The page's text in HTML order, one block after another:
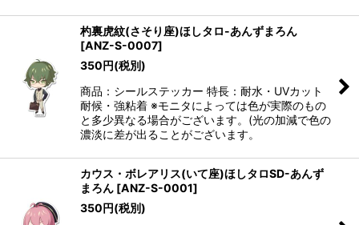
杓裏虎紋(さそり座)ほしタロ-あんずまろん
[ANZ-S-0007]
350円(税別)
商品：シールステッカー 特長：耐水・UVカット
耐候・強粘着 ※モニタによっては色が実際のもの
と多少異なる場合がございます。(光の加減で色の
濃淡に差が出ることがございます。
カウス・ボレアリス(いて座)ほしタロSD-あんず
まろん [ANZ-S-0001]
350円(税別)